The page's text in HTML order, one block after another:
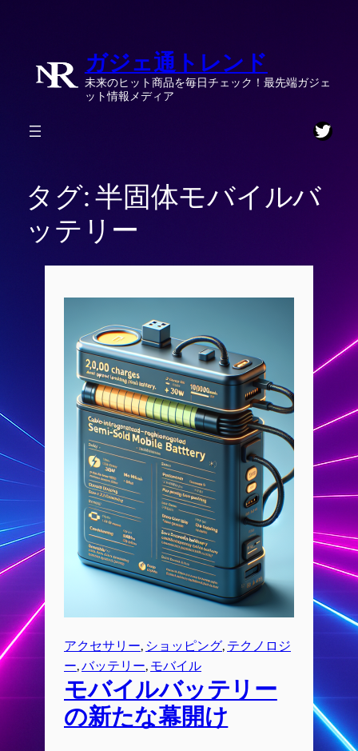
ガジェ通トレンド
未来のヒット商品を毎日チェック！最先端ガジェ
ット情報メディア
タグ:半固体モバイルバ
ッテリー
アクセサリー, ショッピング, テクノロジ
ー, バッテリー, モバイル
モバイルバッテリー
の新たな幕開け